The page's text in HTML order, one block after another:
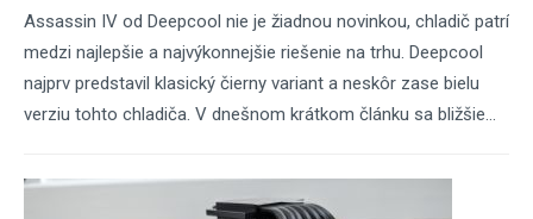
Assassin IV od Deepcool nie je žiadnou novinkou, chladič patrí
medzi najlepšie a najvýkonnejšie riešenie na trhu. Deepcool
najprv predstavil klasický čierny variant a neskôr zase bielu
verziu tohto chladiča. V dnešnom krátkom článku sa bližšie...